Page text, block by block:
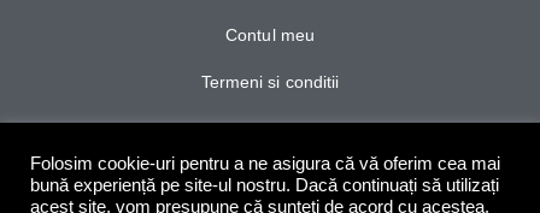
Contul meu
Termeni si conditii
Politica de confidentialitate
Ghid de marimi
Folosim cookie-uri pentru a ne asigura că vă oferim cea mai
bună experiență pe site-ul nostru. Dacă continuați să utilizați
acest site, vom presupune că sunteți de acord cu acestea.